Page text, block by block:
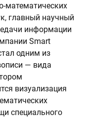
математических
главный научный
информации
Smart
одним из
— вида
визуализация
специального